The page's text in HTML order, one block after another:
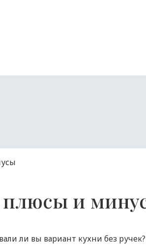
плюсы и
ли вы вариант кухни без